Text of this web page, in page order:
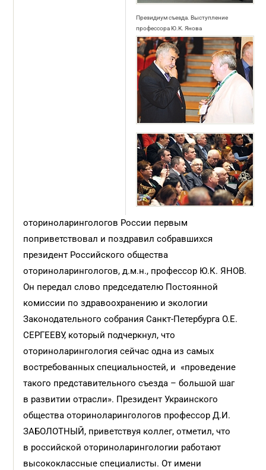
Президиум съезда. Выступление
профессора Ю.К. Янова
оториноларингологов России первым
поприветствовал и поздравил собравшихся
президент Российского общества
оториноларингологов, д.м.н., профессор Ю.К. ЯНОВ.
Он передал слово председателю Постоянной
комиссии по здравоохранению и экологии
Законодательного собрания Санкт-Петербурга О.Е.
СЕРГЕЕВУ, который подчеркнул, что
оториноларингология сейчас одна из самых
востребованных специальностей, и «проведение
такого представительного съезда – большой шаг
в развитии отрасли». Президент Украинского
общества оториноларингологов профессор Д.И.
ЗАБОЛОТНЫЙ, приветствуя коллег, отметил, что
в российской оториноларингологии работают
высококлассные специалисты. От имени